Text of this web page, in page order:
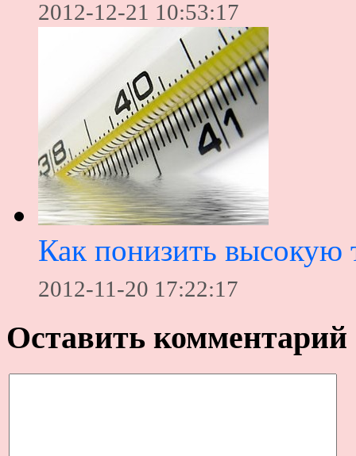
2012-12-21 10:53:17
Как понизить высокую
2012-11-20 17:22:17
Оставить комментарий